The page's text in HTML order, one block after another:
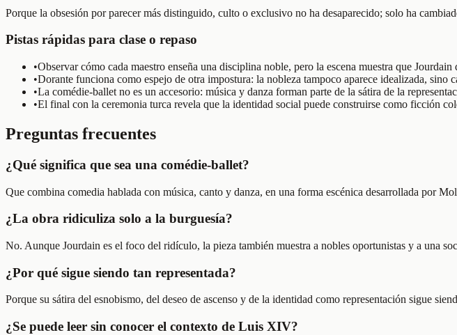
Porque la obsesión por parecer más distinguido, culto o exclusivo no ha desaparecido; solo ha
Pistas rápidas para clase o repaso
•Observar cómo cada maestro enseña una disciplina noble, pero la escena muestra que
•Dorante funciona como espejo de otra impostura: la nobleza tampoco aparece idealizada, sino
•La comédie-ballet no es un accesorio: música y danza forman parte de la sátira de la
•El final con la ceremonia turca revela que la identidad social puede construirse como ficción
Preguntas frecuentes
¿Qué significa que sea una comédie-ballet?
Que combina comedia hablada con música, canto y danza, en una forma escénica desarrollada por
¿La obra ridiculiza solo a la burguesía?
No. Aunque Jourdain es el foco del ridículo, la pieza también muestra a nobles oportunistas y a una
¿Por qué sigue siendo tan representada?
Porque su sátira del esnobismo, del deseo de ascenso y de la identidad como representación sigue
¿Se puede leer sin conocer el contexto de Luis XIV?